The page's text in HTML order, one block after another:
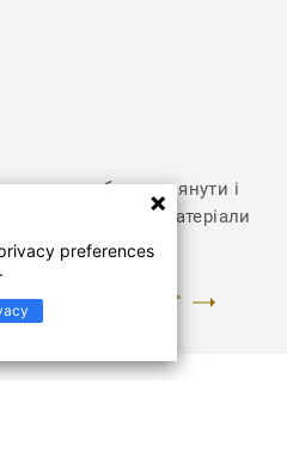
щоб переглянути і
та інші матеріали
ТА ЗОБРАЖЕННЯ"
preferences